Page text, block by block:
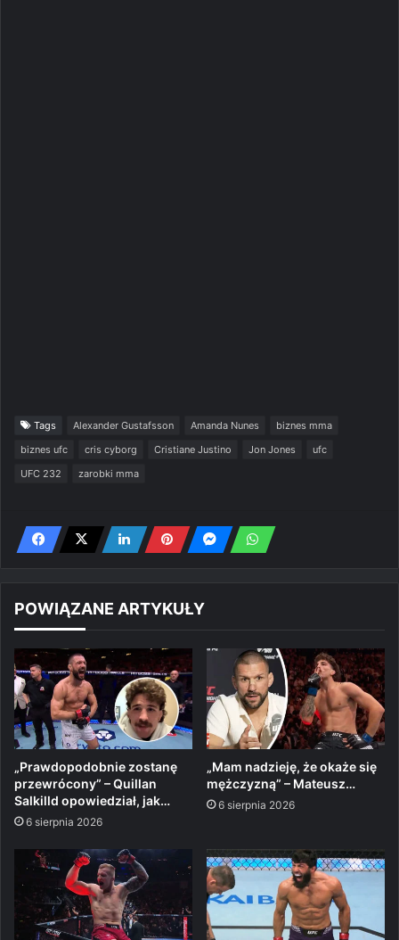
Tags Alexander Gustafsson Amanda Nunes
biznes mma
biznes ufc
cris cyborg Cristiane Justino Jon Jones
ufc
UFC 232
zarobki mma
POWIĄZANE ARTYKUŁY
„Prawdopodobnie zostanę
przewrócony” – Quillan
Salkilld opowiedział, jak…
6 sierpnia 2026
„Mam nadzieję, że okaże się
mężczyzną” – Mateusz…
6 sierpnia 2026